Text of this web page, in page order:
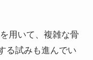
用いて、複雑な骨
る試みも進んでい